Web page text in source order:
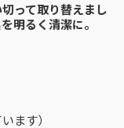
って取り替えまし
明るく清潔に。
ます）